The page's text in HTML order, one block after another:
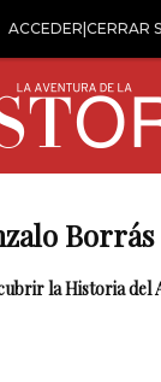
ACCEDER|CERRAR
Borrás
la Historia del